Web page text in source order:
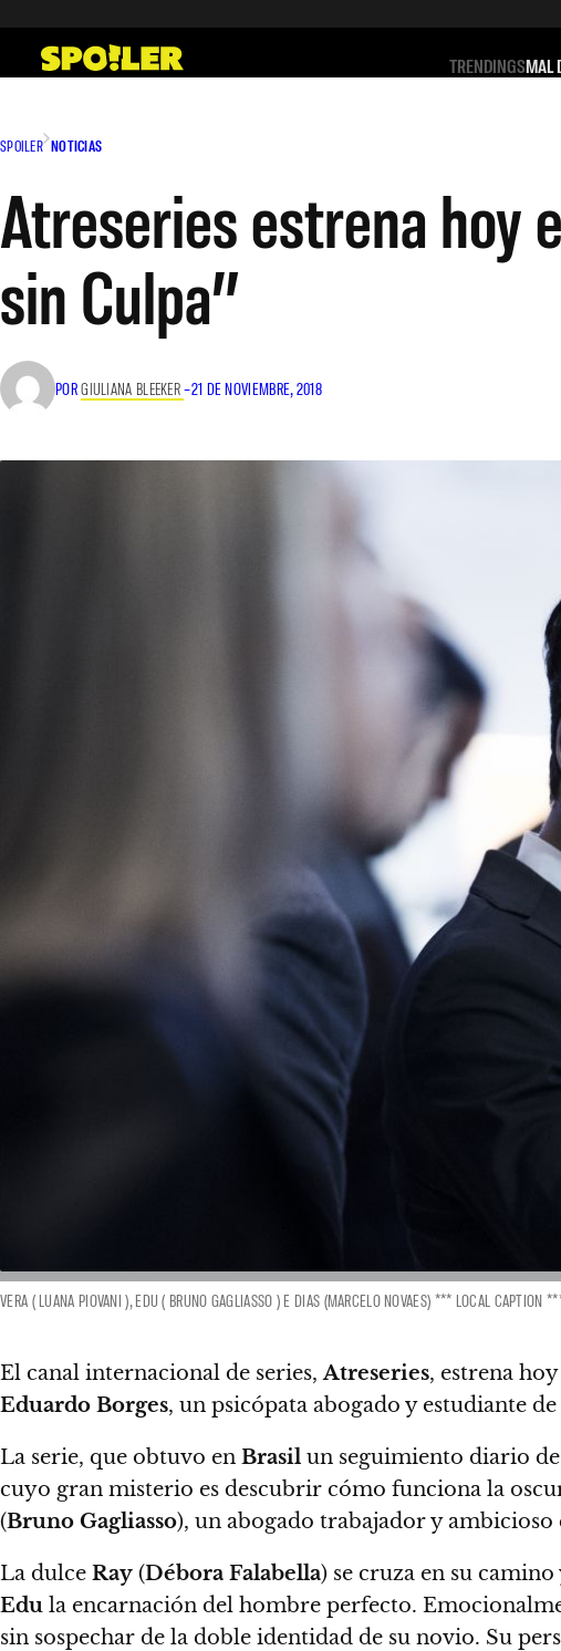
contenido
TRENDINGSMAL
SPOILER NOTICIAS
Atreseries estrena hoy
sin Culpa”
PORGIULIANA BLEEKER–21 DE NOVIEMBRE, 2018
VERA ( LUANA PIOVANI ), EDU ( BRUNO GAGLIASSO ) E DIAS (MARCELO NOVAES) *** LOCAL CAPTION
El canal internacional de series,Atreseries, estrena
Eduardo Borges, un psicópata abogado y estudiante
La serie, que obtuvo en Brasil un seguimiento diario de
cuyo gran misterio es descubrir cómo funciona la
(Bruno Gagliasso), un abogado trabajador y
La dulce Ray (Débora Falabella) se cruza en su
Edu la encarnación del hombre perfecto.
sin sospechar de la doble identidad de su novio. Su